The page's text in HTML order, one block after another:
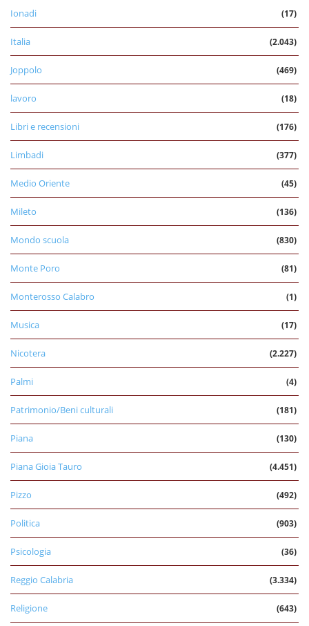
Ionadi (17)
Italia (2.043)
Joppolo (469)
lavoro (18)
Libri e recensioni (176)
Limbadi (377)
Medio Oriente (45)
Mileto (136)
Mondo scuola (830)
Monte Poro (81)
Monterosso Calabro (1)
Musica (17)
Nicotera (2.227)
Palmi (4)
Patrimonio/Beni culturali (181)
Piana (130)
Piana Gioia Tauro (4.451)
Pizzo (492)
Politica (903)
Psicologia (36)
Reggio Calabria (3.334)
Religione (643)